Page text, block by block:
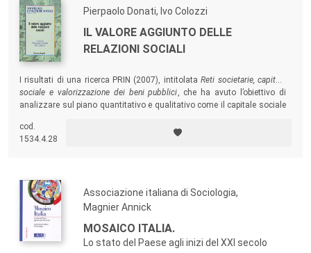
Pierpaolo Donati, Ivo Colozzi
IL VALORE AGGIUNTO DELLE
RELAZIONI SOCIALI
I risultati di una ricerca PRIN (2007), intitolataReti societarie, capitale
sociale e valorizzazione dei beni pubblici , che ha avuto l’obiettivo di
analizzare sul piano quantitativo e qualitativo come il capitale sociale
indicazioni su come intendere e misurare il capitale sociale e i beni che
esso produce.
cod.
1534.4.28
Associazione italiana di Sociologia,
Magnier Annick
MOSAICO ITALIA.
Lo stato del Paese agli inizi del XXI secolo